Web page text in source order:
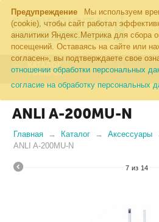
Предупреждение
Мы используем
(cookie), чтобы сайт работал
аналитики Яндекс.Метрика для сбора
посещений. Оставаясь на сайте или
согласен», вы подтверждаете свое
отношении обработки персональных
согласие на обработку персональных
КАТАЛОГ
ТОВАРОВ
ANLI A-200MU-N
Главная Каталог Аксессуары
ANLI A-200MU-N
7 из 14